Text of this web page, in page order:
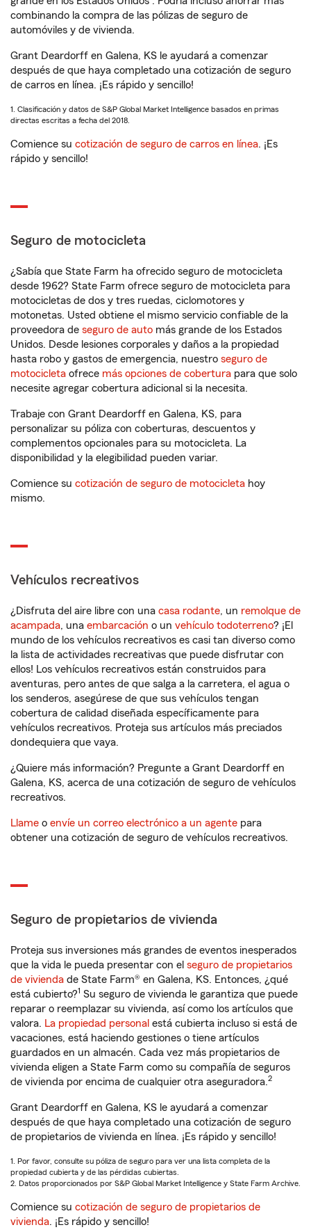
combinando la compra de las pólizas de seguro de
automóviles y de vivienda.
Grant Deardorff en Galena, KS le ayudará a comenzar
después de que haya completado una cotización de seguro
de carros en línea. ¡Es rápido y sencillo!
1. Clasificación y datos de S&P Global Market Intelligence basados en primas
directas escritas a fecha del 2018.
Comience su cotización de seguro de carros en línea. ¡Es
rápido y sencillo!
Seguro de motocicleta
¿Sabía que State Farm ha ofrecido seguro de motocicleta
desde 1962? State Farm ofrece seguro de motocicleta para
motocicletas de dos y tres ruedas, ciclomotores y
motonetas. Usted obtiene el mismo servicio confiable de la
proveedora de seguro de auto más grande de los Estados
Unidos. Desde lesiones corporales y daños a la propiedad
hasta robo y gastos de emergencia, nuestro seguro de
motocicleta ofrece más opciones de cobertura para que solo
necesite agregar cobertura adicional si la necesita.
Trabaje con Grant Deardorff en Galena, KS, para
personalizar su póliza con coberturas, descuentos y
complementos opcionales para su motocicleta. La
disponibilidad y la elegibilidad pueden variar.
Comience su cotización de seguro de motocicleta hoy
mismo.
Vehículos recreativos
¿Disfruta del aire libre con una casa rodante, un remolque de
acampada, una embarcación o un vehículo todoterreno? ¡El
mundo de los vehículos recreativos es casi tan diverso como
la lista de actividades recreativas que puede disfrutar con
ellos! Los vehículos recreativos están construidos para
aventuras, pero antes de que salga a la carretera, el agua o
los senderos, asegúrese de que sus vehículos tengan
cobertura de calidad diseñada específicamente para
vehículos recreativos. Proteja sus artículos más preciados
dondequiera que vaya.
¿Quiere más información? Pregunte a Grant Deardorff en
Galena, KS, acerca de una cotización de seguro de vehículos
recreativos.
Llame o envíe un correo electrónico a un agente para
obtener una cotización de seguro de vehículos recreativos.
Seguro de propietarios de vivienda
Proteja sus inversiones más grandes de eventos inesperados
que la vida le pueda presentar con el seguro de propietarios
de vivienda de State Farm® en Galena, KS. Entonces, ¿qué
está cubierto?1 Su seguro de vivienda le garantiza que puede
reparar o reemplazar su vivienda, así como los artículos que
valora. La propiedad personal está cubierta incluso si está de
vacaciones, está haciendo gestiones o tiene artículos
guardados en un almacén. Cada vez más propietarios de
vivienda eligen a State Farm como su compañía de seguros
de vivienda por encima de cualquier otra aseguradora.2
Grant Deardorff en Galena, KS le ayudará a comenzar
después de que haya completado una cotización de seguro
de propietarios de vivienda en línea. ¡Es rápido y sencillo!
1. Por favor, consulte su póliza de seguro para ver una lista completa de la
propiedad cubierta y de las pérdidas cubiertas.
2. Datos proporcionados por S&P Global Market Intelligence y State Farm Archive.
Comience su cotización de seguro de propietarios de
vivienda. ¡Es rápido y sencillo!